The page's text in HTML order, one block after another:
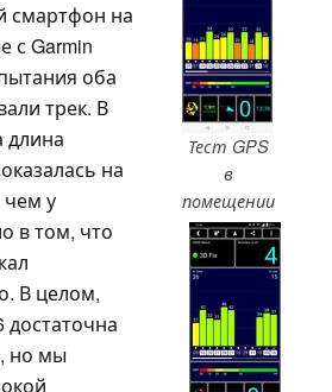
Тест GPS
в
помещении
смартфон на
с Garmin
оба
трек. В
длина
на
у
в том, что
В целом,
достаточна
но мы